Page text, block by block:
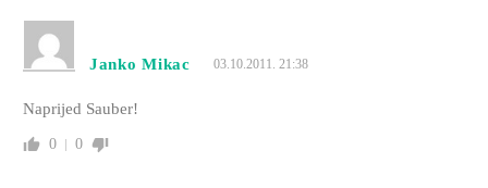
Janko Mikac 03.10.2011. 21:38
Naprijed Sauber!
0 0